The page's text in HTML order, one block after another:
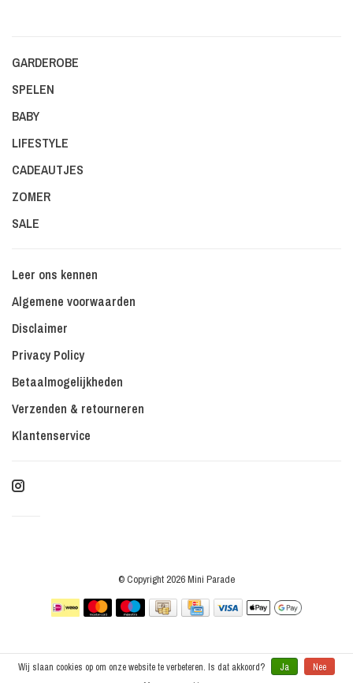
GARDEROBE
SPELEN
BABY
LIFESTYLE
CADEAUTJES
ZOMER
SALE
Leer ons kennen
Algemene voorwaarden
Disclaimer
Privacy Policy
Betaalmogelijkheden
Verzenden & retourneren
Klantenservice
© Copyright 2026 Mini Parade
Wij slaan cookies op om onze website te verbeteren. Is dat akkoord? Ja
Nee